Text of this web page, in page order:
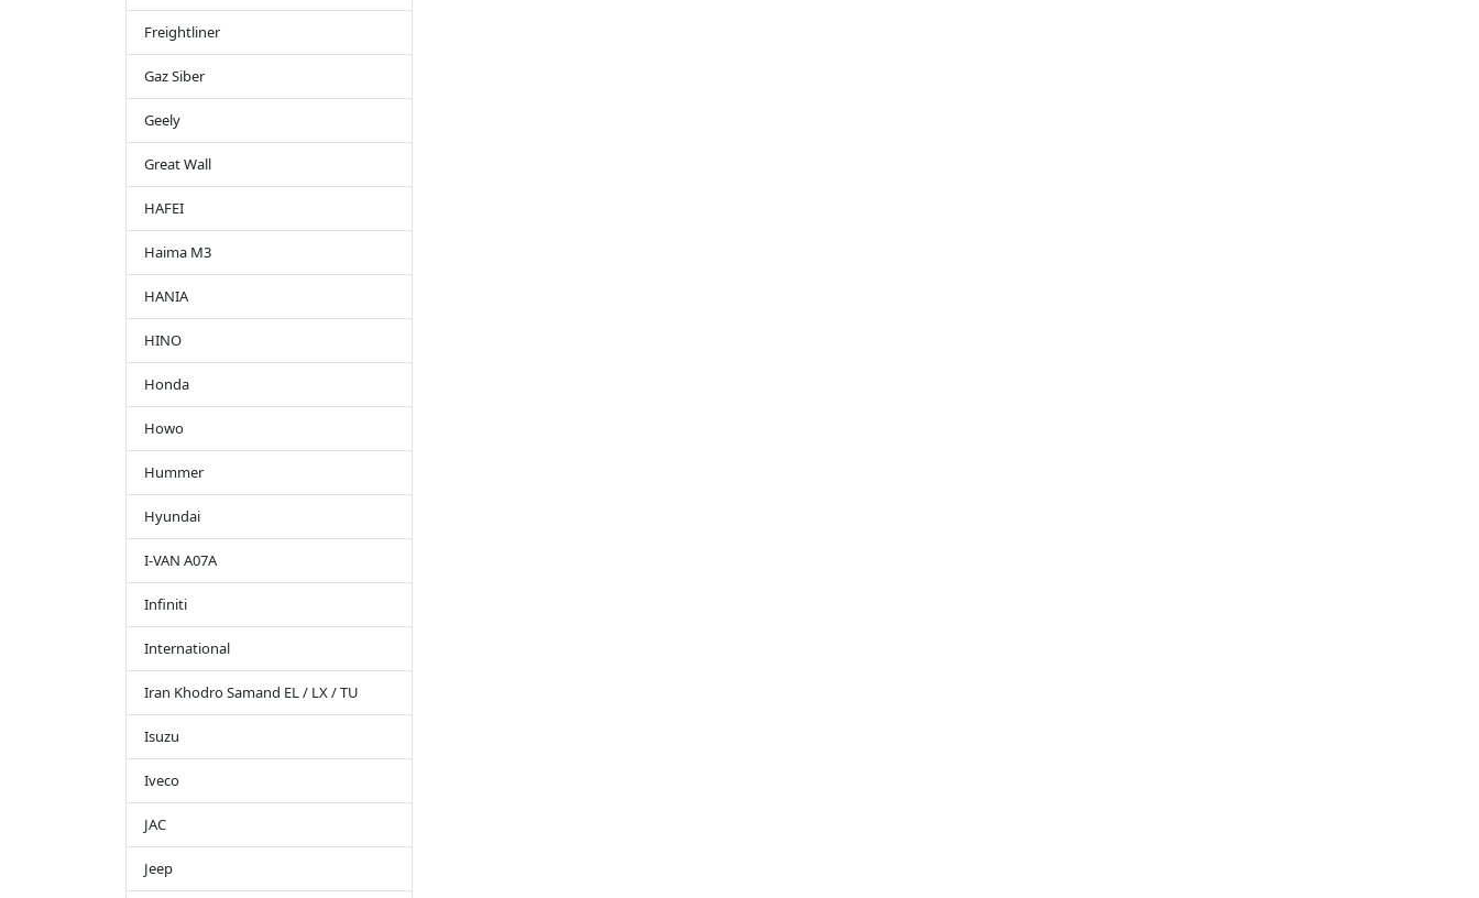
Freightliner
Gaz Siber
Geely
Great Wall
HAFEI
Haima M3
HANIA
HINO
Honda
Howo
Hummer
Hyundai
I-VAN A07A
Infiniti
International
Iran Khodro Samand EL / LX / TU
Isuzu
Iveco
JAC
Jeep